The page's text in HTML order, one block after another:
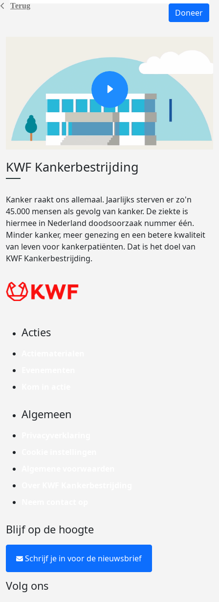
Terug
Doneer
KWF Kankerbestrijding
Kanker raakt ons allemaal. Jaarlijks sterven er zo'n
45.000 mensen als gevolg van kanker. De ziekte is
hiermee in Nederland doodsoorzaak nummer één.
Minder kanker, meer genezing en een betere kwaliteit
van leven voor kankerpatiënten. Dat is het doel van
KWF Kankerbestrijding.
Acties
Algemeen
Blijf op de hoogte
Schrijf je in voor de nieuwsbrief
Volg ons